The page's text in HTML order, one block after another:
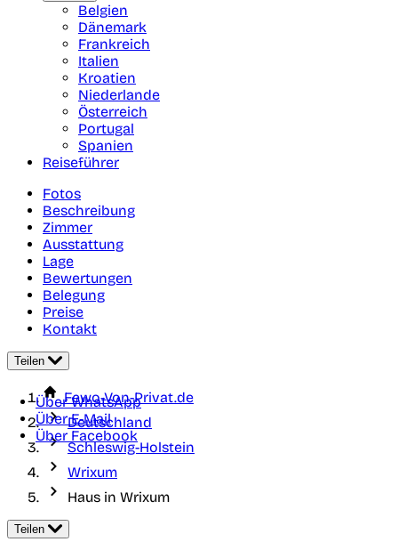
Belgien
Dänemark
Frankreich
Italien
Kroatien
Niederlande
Österreich
Portugal
Spanien
Reiseführer
Fotos
Beschreibung
Zimmer
Ausstattung
Lage
Bewertungen
Belegung
Preise
Kontakt
Teilen
Über WhatsApp
Über E-Mail
Über Facebook
Fewo-Von-Privat.de
Deutschland
Schleswig-Holstein
Wrixum
Haus in Wrixum
Teilen